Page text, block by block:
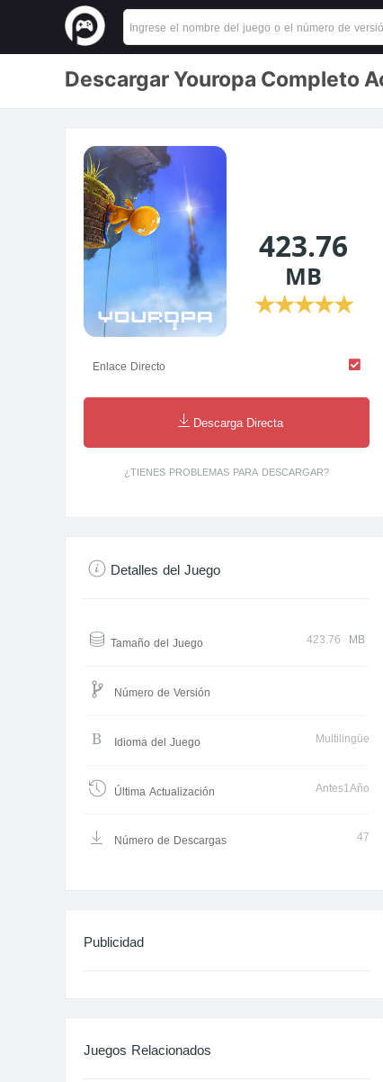
Descargar Youropa Completo
423.76
MB
★★★★★
Enlace Directo
Descarga Directa
¿TIENES PROBLEMAS PARA DESCARGAR?
Detalles del Juego
Tamaño del Juego 423.76 MB
Número de Versión
Idioma del Juego Multilingüe
Última Actualización Antes1Año
Número de Descargas 47
Publicidad
Juegos Relacionados